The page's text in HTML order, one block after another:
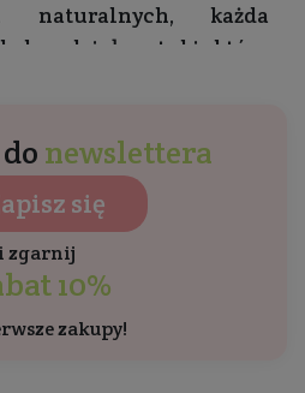
naturalnych, każda
dzieło sztuki, które
przypisuje się
czy po prostu
co przyciągnie uwagę i
te bransoletki są
Dostępne są różne wzory
z łatwością dopasujesz
newslettera
się
i zgarnij
10%
zakupy!